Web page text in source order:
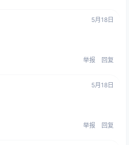
5月18日
举报 回复
5月18日
举报 回复